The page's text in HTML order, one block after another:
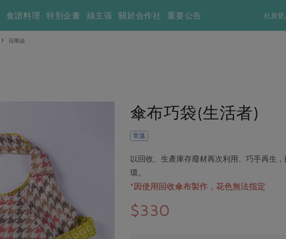
社員登
食譜料理 特別企畫 綠主張 關於合作社 重要公告
日用品
傘布巧袋(生活者)
常溫
以回收、生產庫存廢材再次利用、巧手再生
環。
*因使用回收傘布製作，花色無法指定
$330